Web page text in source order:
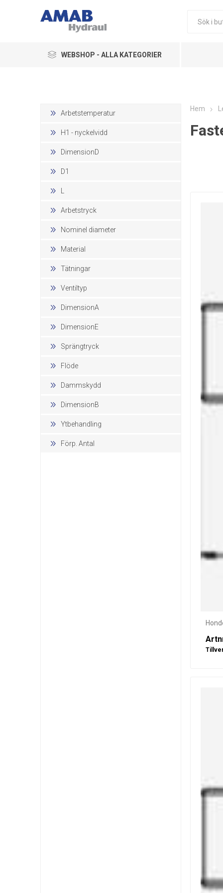
WEBSHOP - ALLA KATEGORIER
Pneumatik
Övriga Produkter
Arbetstemperatur
H1 - nyckelvidd
DimensionD
D1
Arbetstryck
Nominel diameter
Material
Tätningar
Ventiltyp
DimensionA
DimensionE
Sprängtryck
Flöde
Dammskydd
DimensionB
Ytbehandling
Förp. Antal
Hem